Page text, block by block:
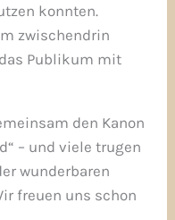
konnten.
zwischendrin
Publikum mit
den Kanon
– und viele trugen
wunderbaren
freuen uns schon